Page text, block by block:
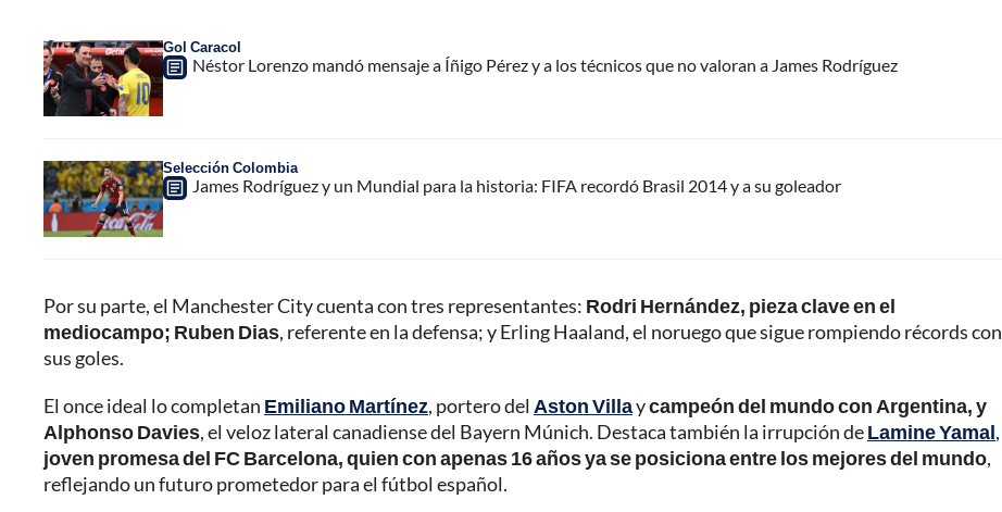
Gol Caracol
Néstor Lorenzo mandó mensaje a Íñigo Pérez y a los técnicos que no valoran a James Rodríguez
Selección Colombia
James Rodríguez y un Mundial para la historia: FIFA recordó Brasil 2014 y a su goleador
Por su parte, el Manchester City cuenta con tres representantes: Rodri Hernández, pieza clave en el
mediocampo; Ruben Dias, referente en la defensa; y Erling Haaland, el noruego que sigue rompiendo récords con
sus goles.
El once ideal lo completan Emiliano Martínez, portero del Aston Villaycampeón del mundo con Argentina, y
Alphonso Davies, el veloz lateral canadiense del Bayern Múnich. Destaca también la irrupción deLamine Yamal,
joven promesa del FC Barcelona, quien con apenas 16 años ya se posiciona entre los mejores del mundo,
reflejando un futuro prometedor para el fútbol español.